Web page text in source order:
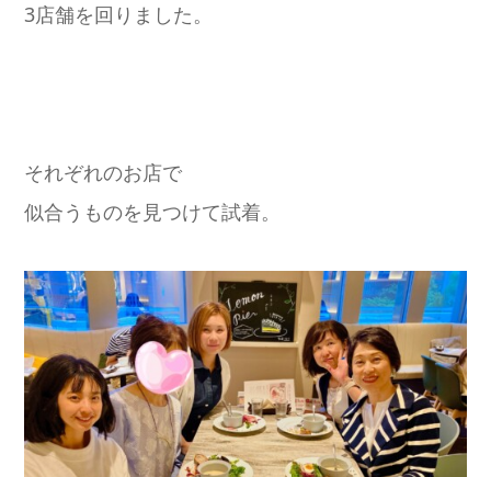
3店舗を回りました。
それぞれのお店で
似合うものを見つけて試着。